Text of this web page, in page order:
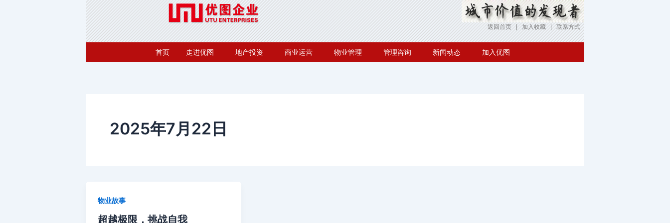
返回首页 | 加入收藏 | 联系方式
首页 走进优图 地产投资 商业运营 物业管理 管理咨询 新闻动态 加入优图
2025年7月22日
物业故事
超越极限，挑战自我